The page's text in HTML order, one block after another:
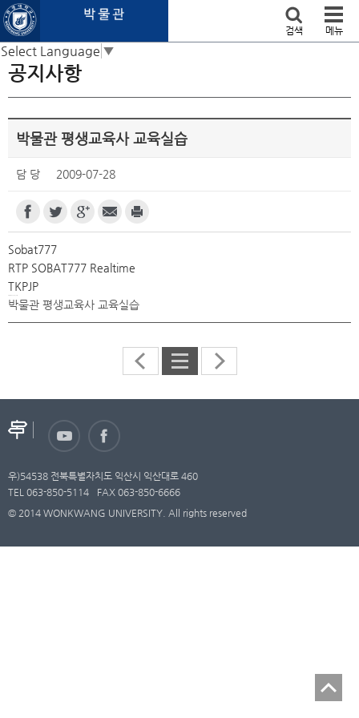
본문 바로가기
Select Language ▼
검색 메뉴
공지사항
박물관 평생교육사 교육실습
담 당 2009-07-28
Sobat777
RTP SOBAT777 Realtime
TKPJP
박물관 평생교육사 교육실습
우)54538 전북특별자치도 익산시 익산대로 460
TEL 063-850-5114
FAX 063-850-6666
© 2014 WONKWANG UNIVERSITY. All rights reserved